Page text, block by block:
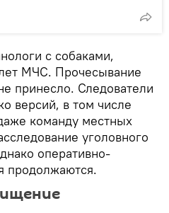
с собаками,
МЧС. Прочесывание
принесло. Следователи
версий, в том числе
команду местных
уголовного
оперативно-
продолжаются.